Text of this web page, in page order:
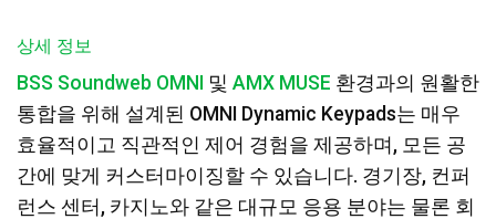
상세 정보
BSS Soundweb OMNI 및 AMX MUSE 환경과의 원활한
통합을 위해 설계된 OMNI Dynamic Keypads는 매우
효율적이고 직관적인 제어 경험을 제공하며, 모든 공
간에 맞게 커스터마이징할 수 있습니다. 경기장, 컨퍼
런스 센터, 카지노와 같은 대규모 응용 분야는 물론 회